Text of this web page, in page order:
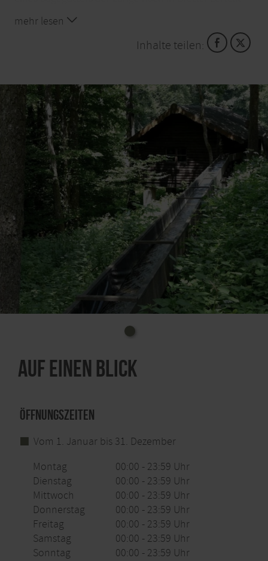
Terminabsprache unter der Tel-Nr.: +49 2472 7035
mehr lesen
Inhalte teilen:
Auf einen Blick
Öffnungszeiten
Vom 1. Januar bis 31. Dezember
Montag
00:00 - 23:59 Uhr
Dienstag
00:00 - 23:59 Uhr
Mittwoch
00:00 - 23:59 Uhr
Donnerstag
00:00 - 23:59 Uhr
Freitag
00:00 - 23:59 Uhr
Samstag
00:00 - 23:59 Uhr
Sonntag
00:00 - 23:59 Uhr